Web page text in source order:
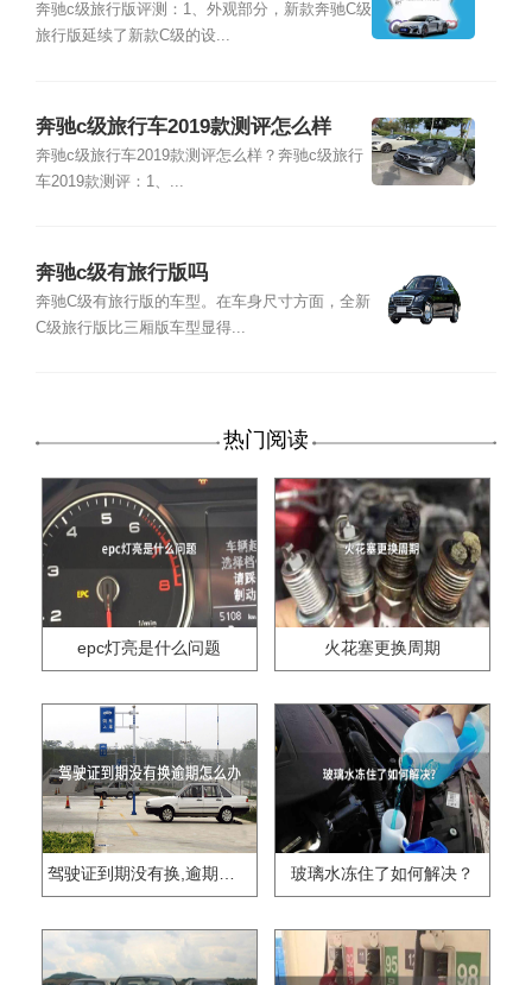
奔驰c级旅行版评测：1、外观部分，新款奔驰C级
旅行版延续了新款C级的设...
奔驰c级旅行车2019款测评怎么样
奔驰c级旅行车2019款测评怎么样？奔驰c级旅行
车2019款测评：1、...
奔驰c级有旅行版吗
奔驰C级有旅行版的车型。在车身尺寸方面，全新
C级旅行版比三厢版车型显得...
热门阅读
epc灯亮是什么问题 火花塞更换周期
驾驶证到期没有换,逾期怎么办?? 玻璃水冻住了如何解决？